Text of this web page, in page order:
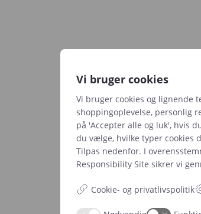
Vi bruger cookies
Vi bruger cookies og lignende
shoppingoplevelse, personlig
på 'Accepter alle og luk', hvis
du vælge, hvilke typer cookies
Tilpas nedenfor. I
Responsibility Site sikrer vi
Cookie- og privatlivspolitik